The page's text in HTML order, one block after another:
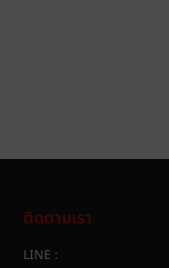
ติดตามเรา
LINE :